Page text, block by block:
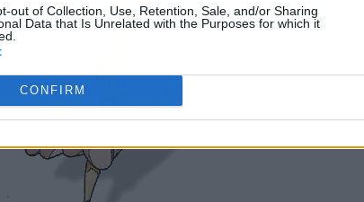
out of Collection, Use, Retention, Sale, and/or Sharing
Data that Is Unrelated with the Purposes for which it
CONFIRM